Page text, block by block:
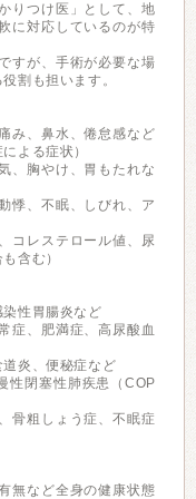
りつけ医」として、地
に対応しているのが特
すが、手術が必要な場
割も担います。
み、鼻水、倦怠感など
よる症状）
、胸やけ、胃もたれな
悸、不眠、しびれ、ア
コレステロール値、尿
含む）
染性胃腸炎など
症、肥満症、高尿酸血
道炎、便秘症など
性閉塞性肺疾患（COP
骨粗しょう症、不眠症
無など全身の健康状態